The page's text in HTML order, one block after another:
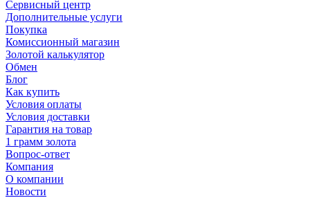
Сервисный центр
Дополнительные услуги
Покупка
Комиссионный магазин
Золотой калькулятор
Обмен
Блог
Как купить
Условия оплаты
Условия доставки
Гарантия на товар
1 грамм золота
Вопрос-ответ
Компания
О компании
Новости